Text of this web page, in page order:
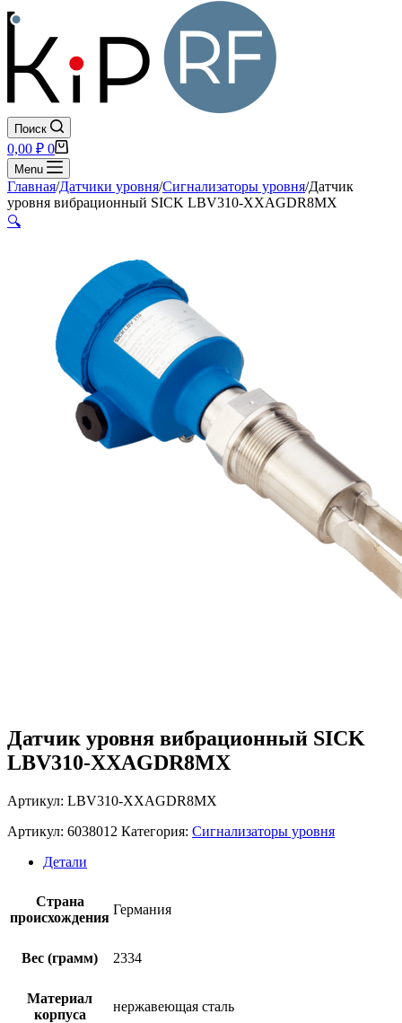
Поиск
Корзина
0,00 ₽ 0
Menu
Главная/Датчики уровня/Сигнализаторы уровня/Датчик
уровня вибрационный SICK LBV310-XXAGDR8MX
🔍
Датчик уровня вибрационный SICK
LBV310-XXAGDR8MX
Артикул: LBV310-XXAGDR8MX
Артикул: 6038012 Категория: Сигнализаторы уровня
Детали
Страна
происхождения
Германия
Вес (грамм) 2334
Материал
корпуса
нержавеющая сталь